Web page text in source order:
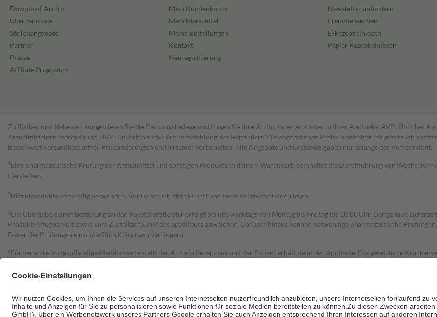
Download-Archiv
Über Sanicare
Stellenangebote
Partner
Presse
Affiliate Programm
Mein Kundenkonto
Mein Merkzettel
Meine Bestellungen
Kontakt
Neuregistrierung
Newsletter anfordern
Freunde werben
E-Rezept einlösen
Papier Rezept einlösen
Zu Risiken und Nebenwirkungen lesen Sie die Packungsbeilage und fragen Sie Ihre Ärztin, Ihren Arzt oder in Ihrer Apotheke. AVP: Üblicher
Arzneimittelpreisverordnung. UVP: Unverbindliche Preisempfehlung des Herstellers. Die angegebenen Preise beinhalten die gesetzlich
Bestell­wert versand­kosten­frei. Preisänderungen und Irrtümer vorbehalten. Alle Angebote und Gratis-Beigaben nur solange der Vorrat reicht.
1 Eine pharmazeutische Prüfung der Arzneimittel und sonstigen Produkte in deinem Warenkorb beinhaltet die Durchführung von
Herstellers.
2Biozidproduktevorsichtig verwenden. Vor Gebrauch stets Etikett und Produktinformationen lesen.
3Die Übergabe deiner Bestellung an den Paketdienstleister erfolgt bei uns werktags von Montag bis Freitag bis 18:00 Uhr. Der genaue
Produktverfügbarkeit sowie vom Zustellzeitpunkt des Spediteurs abweichen. Darüber hinaus können notwendige pharmazeutische
Dauer der Prüfungen einschließlich Klärungen verlängern.
4Für verschreibungspflichtige Medikamente stellt der Arzt ein Rezept aus und der Patient erhält sie in der Apotheke. Die gesetzliche
Grundsätzlich leisten Mitglieder Zuzahlungen in Höhe von zehn Prozent des Abgabepreises,
Bei Heilmitteln und häuslicher Krankenpflege beträgt die Zuzahlung zehn Prozent der Kosten sowie zehn Euro je Verordnung.
Um das Engagement der Versicherten für ihre eigene Gesundheit zu stärken und die besondere Stellung der Familie zu unterstützen, fallen